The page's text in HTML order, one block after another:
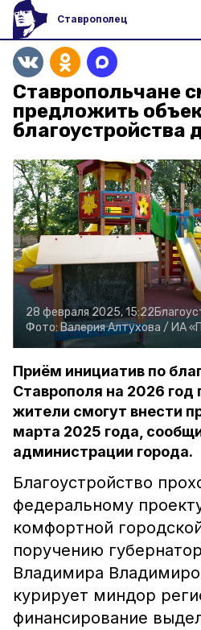
Ставрополец
Ставропольчане
предложить
благоустройства
28 февраля 2025, 15:22
Фото:Валерия Алтухова / ИА
Приём инициатив по
Ставрополя на 2026 год
жители смогут внести
марта 2025 года,
администрации города.
Благоустройство
федеральному
комфортной
поручению
Владимира
курирует миндор
финансирование